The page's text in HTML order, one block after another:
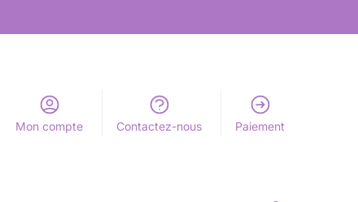
Mon compte Contactez-nous Paiement